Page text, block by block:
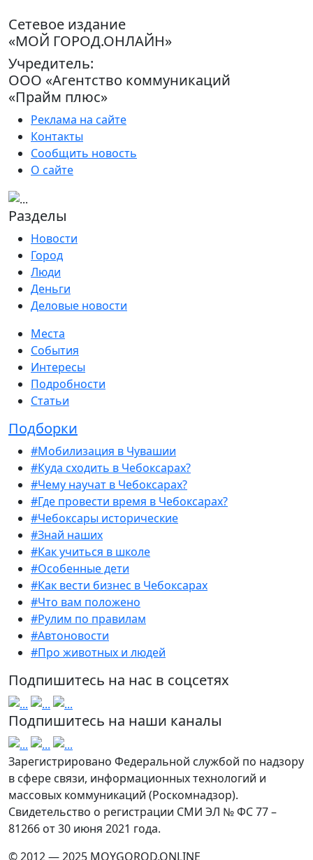
Сетевое издание
«МОЙ ГОРОД.ОНЛАЙН»
Учредитель:
ООО «Агентство коммуникаций
«Прайм плюс»
Реклама на сайте
Контакты
Сообщить новость
О сайте
Разделы
Новости
Город
Люди
Деньги
Деловые новости
Места
События
Интересы
Подробности
Статьи
Подборки
#Мобилизация в Чувашии
#Куда сходить в Чебоксарах?
#Чему научат в Чебоксарах?
#Где провести время в Чебоксарах?
#Чебоксары исторические
#Знай наших
#Как учиться в школе
#Особенные дети
#Как вести бизнес в Чебоксарах
#Что вам положено
#Рулим по правилам
#Автоновости
#Про животных и людей
Подпишитесь на нас в соцсетях
Подпишитесь на наши каналы
Зарегистрировано Федеральной службой по надзору
в сфере связи, информационных технологий и
массовых коммуникаций (Роскомнадзор).
Свидетельство о регистрации СМИ ЭЛ № ФС 77 –
81266 от 30 июня 2021 года.
© 2012 — 2025 MOYGOROD.ONLINE